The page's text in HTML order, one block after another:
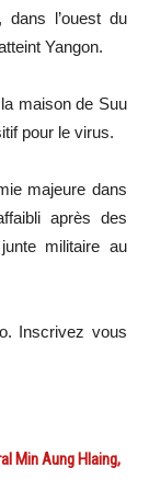
dans l’ouest du
Yangon.
maison de Suu
pour le virus.
majeure dans
après des
militaire au
Inscrivez vous
Min Aung Hlaing,